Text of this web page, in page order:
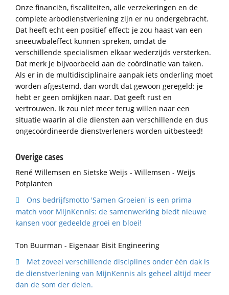
Onze financiën, fiscaliteiten, alle verzekeringen en de
complete arbodienstverlening zijn er nu ondergebracht.
Dat heeft echt een positief effect; je zou haast van een
sneeuwbaleffect kunnen spreken, omdat de
verschillende specialismen elkaar wederzijds versterken.
Dat merk je bijvoorbeeld aan de coördinatie van taken.
Als er in de multidisciplinaire aanpak iets onderling moet
worden afgestemd, dan wordt dat gewoon geregeld: je
hebt er geen omkijken naar. Dat geeft rust en
vertrouwen. Ik zou niet meer terug willen naar een
situatie waarin al die diensten aan verschillende en dus
ongecoördineerde dienstverleners worden uitbesteed!
Overige cases
René Willemsen en Sietske Weijs - Willemsen - Weijs
Potplanten
Ons bedrijfsmotto 'Samen Groeien' is een prima
match voor MijnKennis: de samenwerking biedt nieuwe
kansen voor gedeelde groei en bloei!
Ton Buurman - Eigenaar Bisit Engineering
Met zoveel verschillende disciplines onder één dak is
de dienstverlening van MijnKennis als geheel altijd meer
dan de som der delen.